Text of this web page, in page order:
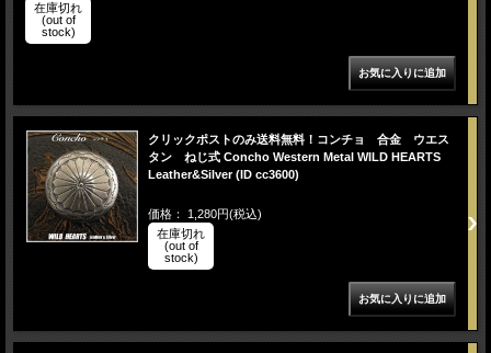
在庫切れ
(out of
stock)
クリックポストのみ送料無料！コンチョ 合金 ウエス
タン ねじ式 Concho Western Metal WILD HEARTS
Leather&Silver (ID cc3600)
価格： 1,280円(税込)
在庫切れ
(out of
stock)